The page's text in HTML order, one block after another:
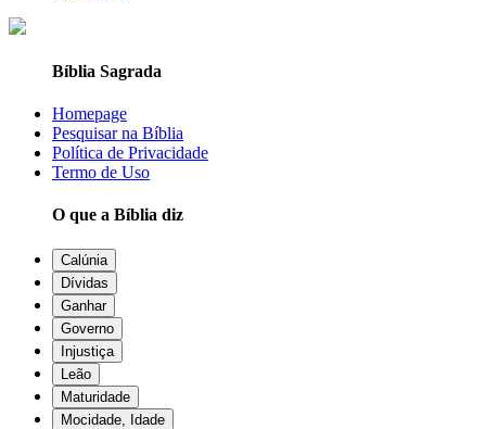
Bíblia Sagrada
Homepage
Pesquisar na Bíblia
Política de Privacidade
Termo de Uso
O que a Bíblia diz
Calúnia
Dívidas
Ganhar
Governo
Injustiça
Leão
Maturidade
Mocidade, Idade